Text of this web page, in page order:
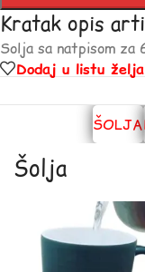
Kratak opis
Solja sa natpisom za
Dodaj u listu želja
ŠOLJA
Šolja